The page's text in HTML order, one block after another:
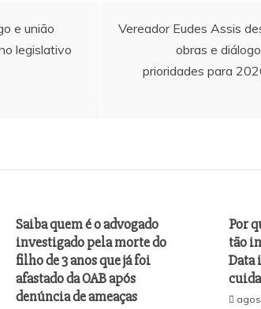
e união
legislativo
Vereador Eudes Assis
obras e
prioridades para
Saiba quem é o advogado
investigado pela morte do
filho de 3 anos que já foi
afastado da OAB após
denúncia de ameaças
Por
tão
Data